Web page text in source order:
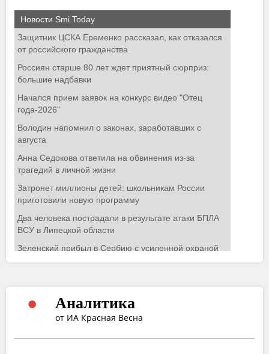
Аналитика
от ИА Красная Весна